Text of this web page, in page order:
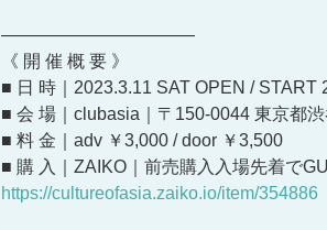
———————————
《 開 催 概 要 》
■ 日 時｜2023.3.11 SAT OPEN / START
■ 会 場｜clubasia｜〒150-0044 東京都
■ 料 金｜adv ￥3,000 / door ￥3,500
■ 購 入｜ZAIKO｜前売購入入場先着で
https://cultureofasia.zaiko.io/item/354886